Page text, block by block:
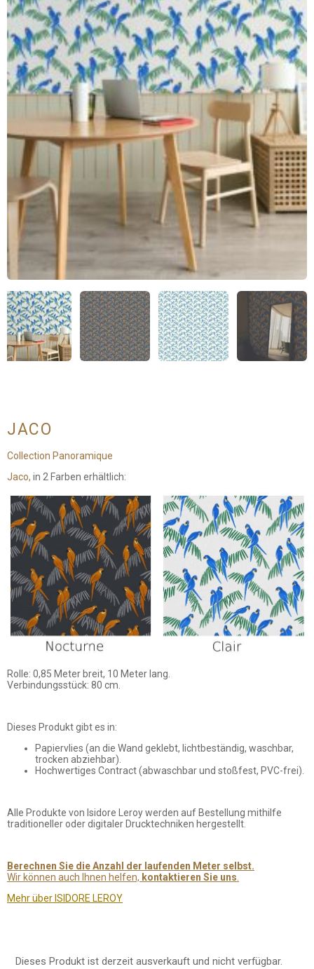
JACO
Collection Panoramique
Jaco, in 2 Farben erhältlich:
Rolle: 0,85 Meter breit, 10 Meter lang.
Verbindungsstück: 80 cm.
Dieses Produkt gibt es in:
Papiervlies (an die Wand geklebt, lichtbeständig, waschbar,
trocken abziehbar).
Hochwertiges Contract (abwaschbar und stoßfest, PVC-frei).
Alle Produkte von Isidore Leroy werden auf Bestellung mithilfe
traditioneller oder digitaler Drucktechniken hergestellt.
Berechnen Sie die Anzahl der laufenden Meter selbst.
Wir können auch Ihnen helfen, kontaktieren Sie uns.
Mehr über ISIDORE LEROY
Dieses Produkt ist derzeit ausverkauft und nicht verfügbar.